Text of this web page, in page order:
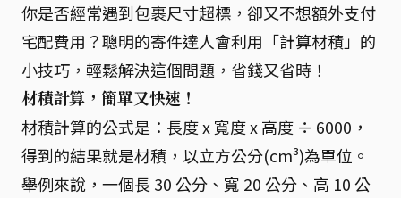
你是否經常遇到包裹尺寸超標，卻又不想額外支付
宅配費用？聰明的寄件達人會利用「計算材積」的
小技巧，輕鬆解決這個問題，省錢又省時！
材積計算，簡單又快速！
材積計算的公式是：長度 x 寬度 x 高度 ÷ 6000，
得到的結果就是材積，以立方公分(cm³)為單位。
舉例來說，一個長 30 公分、寬 20 公分、高 10 公